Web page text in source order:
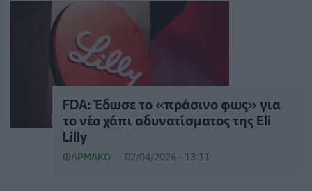
FDA: Έδωσε το «πράσινο φως» για
το νέο χάπι αδυνατίσματος της Eli
Lilly
ΦΆΡΜΑΚΟ 02/04/2026 - 13:11